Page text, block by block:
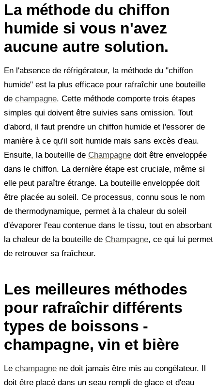
La méthode du chiffon
humide si vous n'avez
aucune autre solution.
En l'absence de réfrigérateur, la méthode du "chiffon
humide" est la plus efficace pour rafraîchir une bouteille
de champagne. Cette méthode comporte trois étapes
simples qui doivent être suivies sans omission. Tout
d'abord, il faut prendre un chiffon humide et l'essorer de
manière à ce qu'il soit humide mais sans excès d'eau.
Ensuite, la bouteille de Champagne doit être enveloppée
dans le chiffon. La dernière étape est cruciale, même si
elle peut paraître étrange. La bouteille enveloppée doit
être placée au soleil. Ce processus, connu sous le nom
de thermodynamique, permet à la chaleur du soleil
d'évaporer l'eau contenue dans le tissu, tout en absorbant
la chaleur de la bouteille de Champagne, ce qui lui permet
de retrouver sa fraîcheur.
Les meilleures méthodes
pour rafraîchir différents
types de boissons -
champagne, vin et bière
Le champagne ne doit jamais être mis au congélateur. Il
doit être placé dans un seau rempli de glace et d'eau